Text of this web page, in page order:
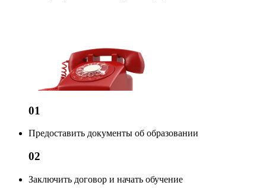
01
Предоставить документы об образовании
02
Заключить договор и начать обучение